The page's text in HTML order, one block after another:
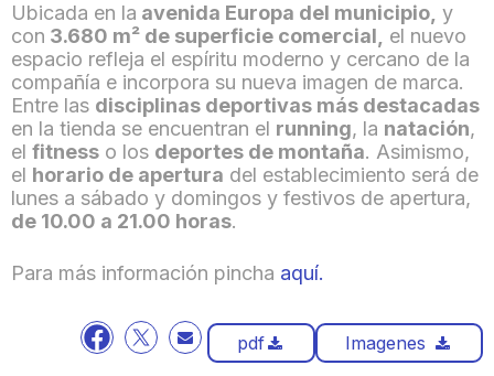
Ubicada en la avenida Europa del municipio, y
con 3.680 m² de superficie comercial, el nuevo
espacio refleja el espíritu moderno y cercano de la
compañía e incorpora su nueva imagen de marca.
Entre las disciplinas deportivas más destacadas
en la tienda se encuentran el running, la natación,
el fitness o los deportes de montaña. Asimismo,
el horario de apertura del establecimiento será de
lunes a sábado y domingos y festivos de apertura,
de 10.00 a 21.00 horas.
Para más información pincha aquí.
pdf Imagenes